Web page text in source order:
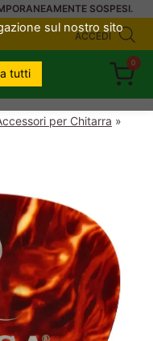
SOSPESI.
ACCEDI
0
per Chitarra »
sul nostro sito
tutti